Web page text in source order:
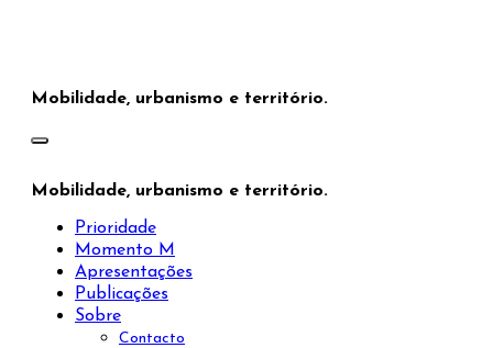
Mobilidade, urbanismo e território.
Mobilidade, urbanismo e território.
Prioridade
Momento M
Apresentações
Publicações
Sobre
Contacto